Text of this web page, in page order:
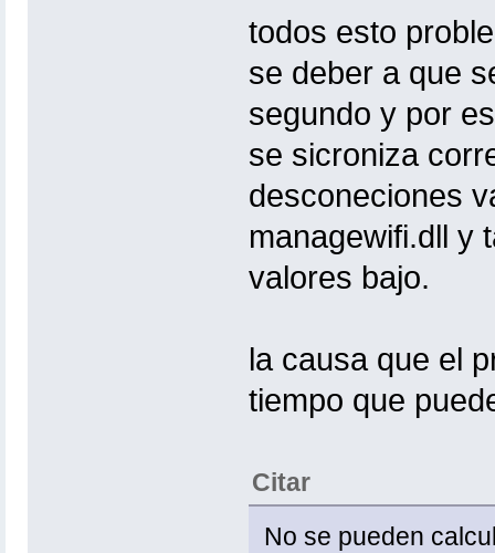
todos esto
se deber a que
segundo y por
se sicroniza
desconeciones
managewifi.dll y
valores bajo.
la causa que el
tiempo que
Citar
No se pueden